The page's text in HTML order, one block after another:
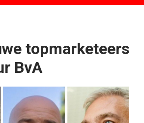
topmarketeers
BvA